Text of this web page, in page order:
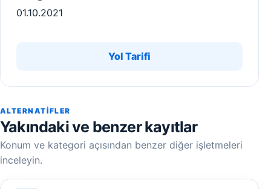
01.10.2021
Yol Tarifi
ALTERNATIFLER
Yakındaki ve benzer kayıtlar
Konum ve kategori açısından benzer diğer işletmeleri
inceleyin.